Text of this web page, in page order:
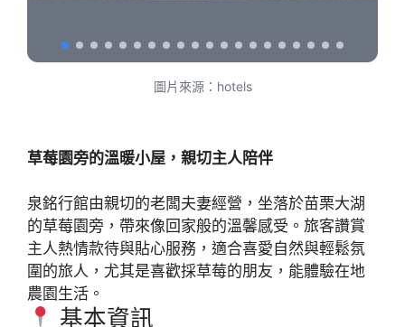
圖片來源：hotels
草莓園旁的溫暖小屋，親切主人陪伴
泉銘行館由親切的老闆夫妻經營，坐落於苗栗大湖
的草莓園旁，帶來像回家般的溫馨感受。旅客讚賞
主人熱情款待與貼心服務，適合喜愛自然與輕鬆氛
圍的旅人，尤其是喜歡採草莓的朋友，能體驗在地
農園生活。
基本資訊